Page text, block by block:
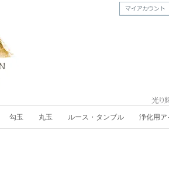
勾玉 丸玉 ルース・タンブル 浄化用ア